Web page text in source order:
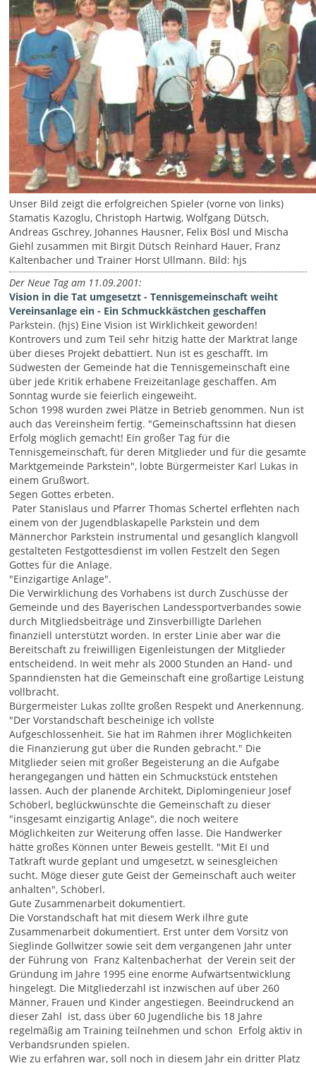
Unser Bild zeigt die erfolgreichen Spieler (vorne von links)
Stamatis Kazoglu, Christoph Hartwig, Wolfgang Dütsch,
Andreas Gschrey, Johannes Hausner, Felix Bösl und Mischa
Giehl zusammen mit Birgit Dütsch Reinhard Hauer, Franz
Kaltenbacher und Trainer Horst Ullmann. Bild: hjs
Der Neue Tag am 11.09.2001:
Vision in die Tat umgesetzt - Tennisgemeinschaft weiht
Vereinsanlage ein - Ein Schmuckkästchen geschaffen
Parkstein. (hjs) Eine Vision ist Wirklichkeit geworden!
Kontrovers und zum Teil sehr hitzig hatte der Marktrat lange
über dieses Projekt debattiert. Nun ist es geschafft. Im
Südwesten der Gemeinde hat die Tennisgemeinschaft eine
über jede Kritik erhabene Freizeitanlage geschaffen. Am
Sonntag wurde sie feierlich eingeweiht.
Schon 1998 wurden zwei Plätze in Betrieb genommen. Nun ist
auch das Vereinsheim fertig. "Gemeinschaftssinn hat diesen
Erfolg möglich gemacht! Ein großer Tag für die
Tennisgemeinschaft, für deren Mitglieder und für die gesamte
Marktgemeinde Parkstein", lobte Bürgermeister Karl Lukas in
einem Grußwort.
Segen Gottes erbeten.
Pater Stanislaus und Pfarrer Thomas Schertel erflehten nach
einem von der Jugendblaskapelle Parkstein und dem
Männerchor Parkstein instrumental und gesanglich klangvoll
gestalteten Festgottesdienst im vollen Festzelt den Segen
Gottes für die Anlage.
"Einzigartige Anlage".
Die Verwirklichung des Vorhabens ist durch Zuschüsse der
Gemeinde und des Bayerischen Landessportverbandes sowie
durch Mitgliedsbeiträge und Zinsverbilligte Darlehen
finanziell unterstützt worden. In erster Linie aber war die
Bereitschaft zu freiwilligen Eigenleistungen der Mitglieder
entscheidend. In weit mehr als 2000 Stunden an Hand- und
Spanndiensten hat die Gemeinschaft eine großartige Leistung
vollbracht.
Bürgermeister Lukas zollte großen Respekt und Anerkennung.
"Der Vorstandschaft bescheinige ich vollste
Aufgeschlossenheit. Sie hat im Rahmen ihrer Möglichkeiten
die Finanzierung gut über die Runden gebracht." Die
Mitglieder seien mit großer Begeisterung an die Aufgabe
herangegangen und hätten ein Schmuckstück entstehen
lassen. Auch der planende Architekt, Diplomingenieur Josef
Schöberl, beglückwünschte die Gemeinschaft zu dieser
"insgesamt einzigartig Anlage", die noch weitere
Möglichkeiten zur Weiterung offen lasse. Die Handwerker
hätte großes Können unter Beweis gestellt. "Mit EI und
Tatkraft wurde geplant und umgesetzt, w seinesgleichen
sucht. Möge dieser gute Geist der Gemeinschaft auch weiter
anhalten", Schöberl.
Gute Zusammenarbeit dokumentiert.
Die Vorstandschaft hat mit diesem Werk ilhre gute
Zusammenarbeit dokumentiert. Erst unter dem Vorsitz von
Sieglinde Gollwitzer sowie seit dem vergangenen Jahr unter
der Führung von Franz Kaltenbacherhat der Verein seit der
Gründung im Jahre 1995 eine enorme Aufwärtsentwicklung
hingelegt. Die Mitgliederzahl ist inzwischen auf über 260
Männer, Frauen und Kinder angestiegen. Beeindruckend an
dieser Zahl ist, dass über 60 Jugendliche bis 18 Jahre
regelmäßig am Training teilnehmen und schon Erfolg aktiv in
Verbandsrunden spielen.
Wie zu erfahren war, soll noch in diesem Jahr ein dritter Platz